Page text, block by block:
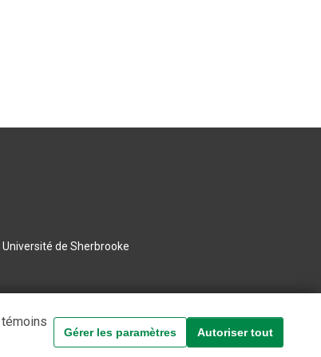
de Sherbrooke
Gérer les paramètres Autoriser tout